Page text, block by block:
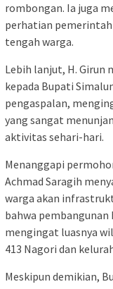
rombongan. Ia juga
perhatian pemerintah
tengah warga.
Lebih lanjut, H. Girun
kepada Bupati
pengaspalan,
yang sangat
aktivitas sehari-hari.
Menanggapi
Achmad Saragih
warga akan
bahwa pembangunan
mengingat luasnya
413 Nagori dan
Meskipun demikian,